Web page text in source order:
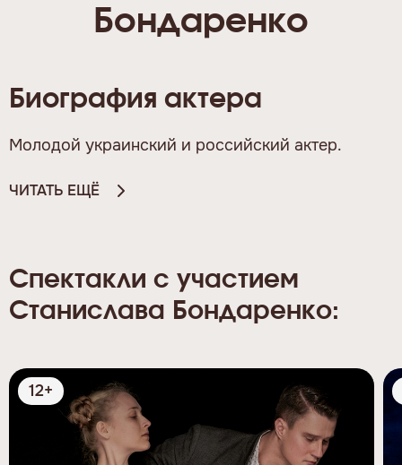
Бондаренко
Биография актера
Молодой украинский и российский актер.
ЧИТАТЬ ЕЩЁ
Спектакли с участием
Станислава Бондаренко:
12+